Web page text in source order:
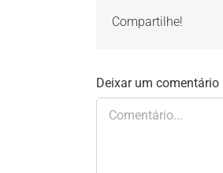
Compartilhe!
Deixar um comentário
Comentário